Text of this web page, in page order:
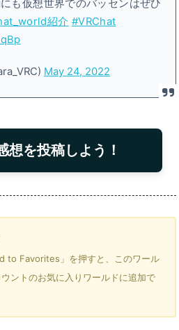
も仮想世界でのバッセンはぜひ
紹介 #VRChat
May 24, 2022
想を投稿しよう！
to Favorites」を押すと、このワール
ントのお気に入りワールドに追加で